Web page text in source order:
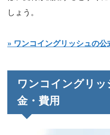
しょう。
» ワンコイングリッシュの公
ワンコイングリ
金・費用